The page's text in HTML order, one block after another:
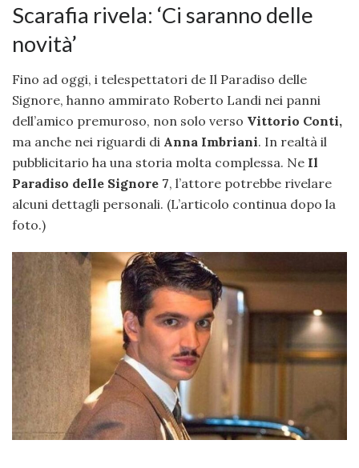
Scarafia rivela: ‘Ci saranno delle
novità’
Fino ad oggi, i telespettatori de Il Paradiso delle
Signore, hanno ammirato Roberto Landi nei panni
dell’amico premuroso, non solo verso Vittorio Conti,
ma anche nei riguardi di Anna Imbriani. In realtà il
pubblicitario ha una storia molta complessa. Ne Il
Paradiso delle Signore 7, l’attore potrebbe rivelare
alcuni dettagli personali. (L’articolo continua dopo la
foto.)